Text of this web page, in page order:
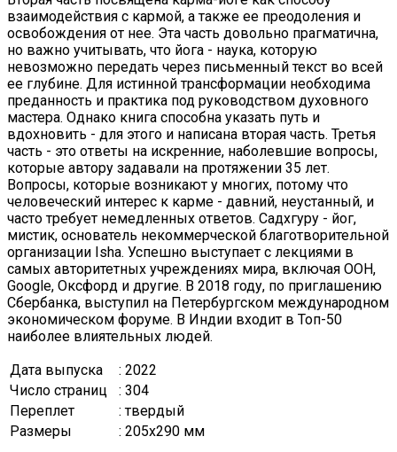
взаимодействия с кармой, а также ее преодоления и
освобождения от нее. Эта часть довольно прагматична,
но важно учитывать, что йога - наука, которую
невозможно передать через письменный текст во всей
ее глубине. Для истинной трансформации необходима
преданность и практика под руководством духовного
мастера. Однако книга способна указать путь и
вдохновить - для этого и написана вторая часть. Третья
часть - это ответы на искренние, наболевшие вопросы,
которые автору задавали на протяжении 35 лет.
Вопросы, которые возникают у многих, потому что
человеческий интерес к карме - давний, неустанный, и
часто требует немедленных ответов. Садхгуру - йог,
мистик, основатель некоммерческой благотворительной
организации Isha. Успешно выступает с лекциями в
самых авторитетных учреждениях мира, включая ООН,
Google, Оксфорд и другие. В 2018 году, по приглашению
Сбербанка, выступил на Петербургском международном
экономическом форуме. В Индии входит в Топ-50
наиболее влиятельных людей.
Дата выпуска
: 2022
Число страниц
: 304
Переплет
: твердый
Размеры
: 205x290 мм